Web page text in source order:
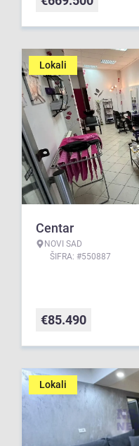
Lokali
Centar
NOVI SAD
ŠIFRA: #550887
€85.490
Lokali